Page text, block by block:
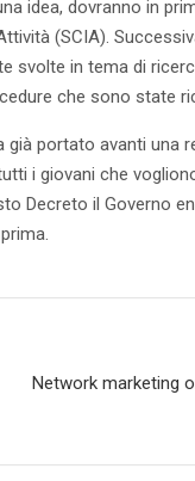
idea, dovranno in
(SCIA).
svolte in tema di
che sono state
già portato avanti una
i giovani che
Decreto il Governo
Network marketing